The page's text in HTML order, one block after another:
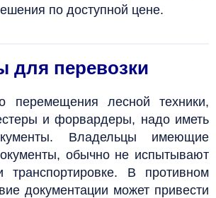
по доступной цене.
для перевозки
перемещения лесной техники,
и форвардеры, надо иметь
Владельцы имеющие
обычно не испытывают
транспортировке. В противном
документации может привести